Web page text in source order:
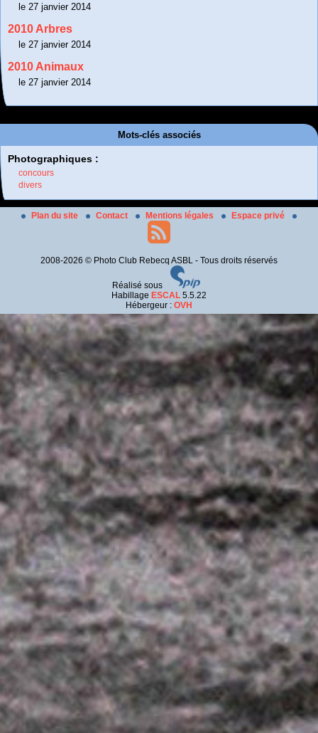
le 27 janvier 2014
2010 Arbres
le 27 janvier 2014
2010 Animaux
le 27 janvier 2014
Mots-clés associés
Photographiques :
concours
divers
Plan du site Contact Mentions légales Espace privé
2008-2026 © Photo Club Rebecq ASBL - Tous droits réservés
Réalisé sous
Habillage ESCAL 5.5.22
Hébergeur : OVH